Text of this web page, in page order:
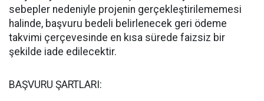
sebepler nedeniyle projenin gerçekleştirilememesi
halinde, başvuru bedeli belirlenecek geri ödeme
takvimi çerçevesinde en kısa sürede faizsiz bir
şekilde iade edilecektir.
BAŞVURU ŞARTLARI: